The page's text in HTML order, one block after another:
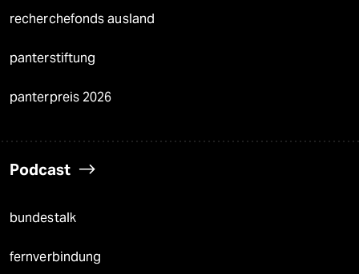
recherchefonds ausland
panterstiftung
panterpreis 2026
Podcast
bundestalk
fernverbindung